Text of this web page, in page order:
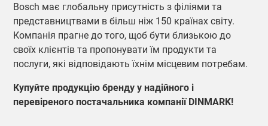
Bosch має глобальну присутність з філіями та
представництвами в більш ніж 150 країнах світу.
Компанія прагне до того, щоб бути близькою до
своїх клієнтів та пропонувати їм продукти та
послуги, які відповідають їхнім місцевим потребам.
Купуйте продукцію бренду у надійного і
перевіреного постачальника компанії DINMARK!